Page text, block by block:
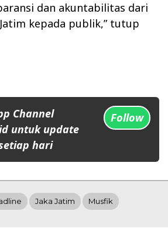
dan akuntabilitas dari
kepada publik,” tutup
Channel
untuk update
hari
Follow
Jaka Jatim Musfik